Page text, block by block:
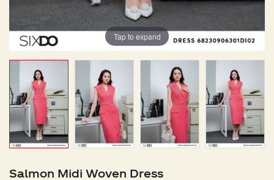
Tap to expand
Salmon Midi Woven Dress